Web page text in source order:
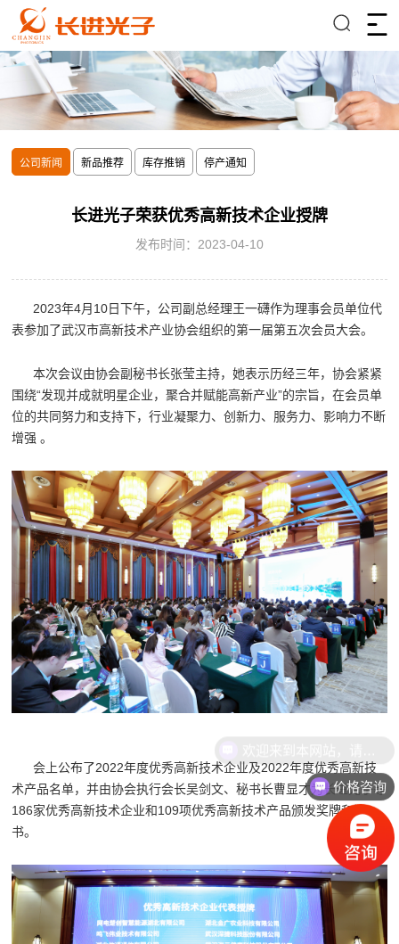
公司新闻 新品推荐 库存推销 停产通知
长进光子荣获优秀高新技术企业授牌
发布时间：2023-04-10
2023年4月10日下午，公司副总经理王一礴作为理事会员单位代
表参加了武汉市高新技术产业协会组织的第一届第五次会员大会。
本次会议由协会副秘书长张莹主持，她表示历经三年，协会紧紧
围绕“发现并成就明星企业，聚合并赋能高新产业”的宗旨，在会员单
位的共同努力和支持下，行业凝聚力、创新力、服务力、影响力不断
增强 。
会上公布了2022年度优秀高新技术企业及2022年度优秀高新技
术产品名单，并由协会执行会长吴剑文、秘书长曹显才为长进光子等
186家优秀高新技术企业和109项优秀高新技术产品颁发奖牌和证
书。
价格咨询